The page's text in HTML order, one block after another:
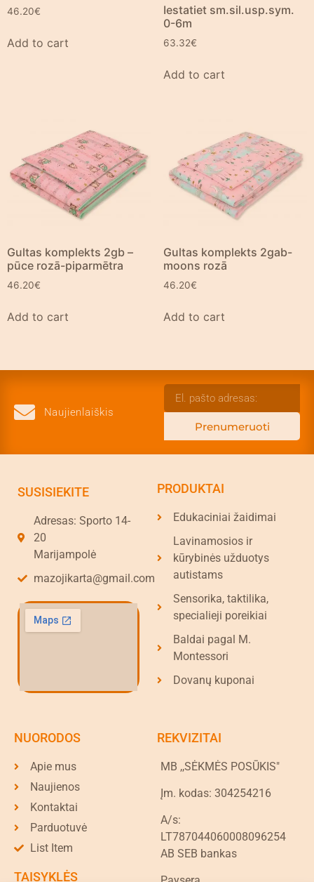
46.20€
Add to cart
Iestatiet sm.sil.usp.sym.
0-6m
63.32€
Add to cart
Gultas komplekts 2gb –
pūce rozā-piparmētra
46.20€
Add to cart
Gultas komplekts 2gab-
moons rozā
46.20€
Add to cart
Naujienlaiškis
Prenumeruoti
SUSISIEKITE
Adresas: Sporto 14-
20
Marijampolė
mazojikarta@gmail.com
PRODUKTAI
Edukaciniai žaidimai
Lavinamosios ir
kūrybinės užduotys
autistams
Sensorika, taktilika,
specialieji poreikiai
Baldai pagal M.
Montessori
Dovanų kuponai
NUORODOS
Apie mus
Naujienos
Kontaktai
Parduotuvė
List Item
TAISYKLĖS
REKVIZITAI
MB ,,SĖKMĖS POSŪKIS"
Įm. kodas: 304254216
A/s:
LT787044060008096254
AB SEB bankas